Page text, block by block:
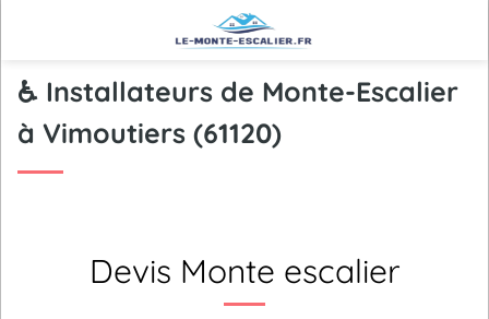
♿ Installateurs de Monte-Escalier
à Vimoutiers (61120)
Devis Monte escalier